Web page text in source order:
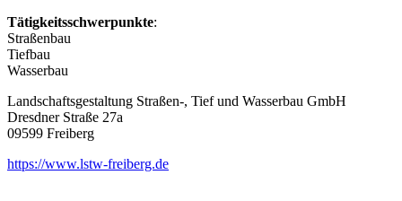
Tätigkeitsschwerpunkte:
Straßenbau
Tiefbau
Wasserbau
Landschaftsgestaltung Straßen-, Tief und Wasserbau GmbH
Dresdner Straße 27a
09599 Freiberg
https://www.lstw-freiberg.de